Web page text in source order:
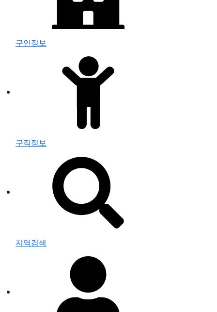
구인정보
구직정보
지역검색